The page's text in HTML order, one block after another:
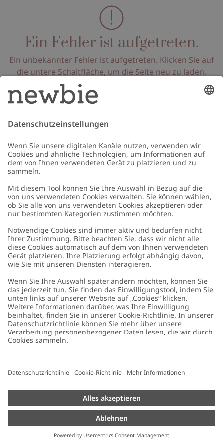
Ein Fehler ist aufgetreten.
Ein unbekannter Fehler ist aufgetreten. Klicken Sie auf
die untere Schaltfläche, um die Seite neu zu laden.
Seite neu laden